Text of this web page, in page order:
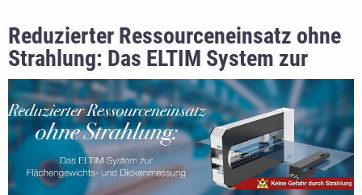
Reduzierter Ressourceneinsatz ohne
Strahlung: Das ELTIM System zur
Flächengewichts- und
Dickenmessung